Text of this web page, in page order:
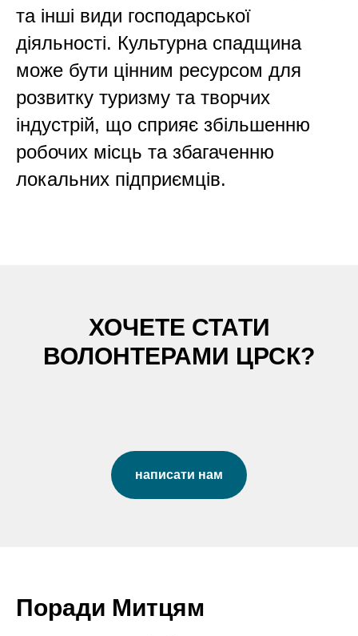
та інші види господарської
діяльності. Культурна спадщина
може бути цінним ресурсом для
розвитку туризму та творчих
індустрій, що сприяє збільшенню
робочих місць та збагаченню
локальних підприємців.
ХОЧЕТЕ СТАТИ
ВОЛОНТЕРАМИ ЦРСК?
написати нам
Поради Митцям